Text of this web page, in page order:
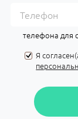
телефона для
Я